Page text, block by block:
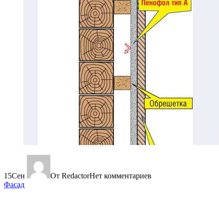
15Сен От RedactorНет комментариев
Фасад